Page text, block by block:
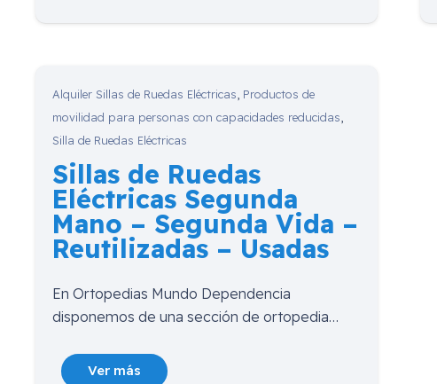
Alquiler Sillas de Ruedas Eléctricas, Productos de
movilidad para personas con capacidades reducidas,
Silla de Ruedas Eléctricas
Sillas de Ruedas
Eléctricas Segunda
Mano – Segunda Vida –
Reutilizadas – Usadas
En Ortopedias Mundo Dependencia
disponemos de una sección de ortopedia…
Ver más